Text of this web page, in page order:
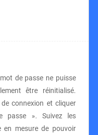
de passe ne puisse
être réinitialisé.
connexion et cliquer
passe ». Suivez les
en mesure de pouvoir